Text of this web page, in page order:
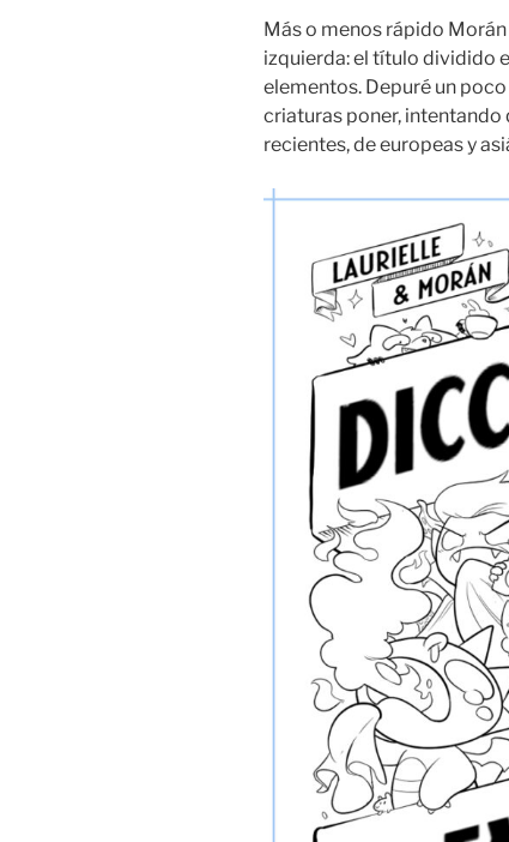
Más o menos rápido
izquierda: el título dividido
elementos. Depuré un
criaturas poner, intentando
recientes, de europeas y